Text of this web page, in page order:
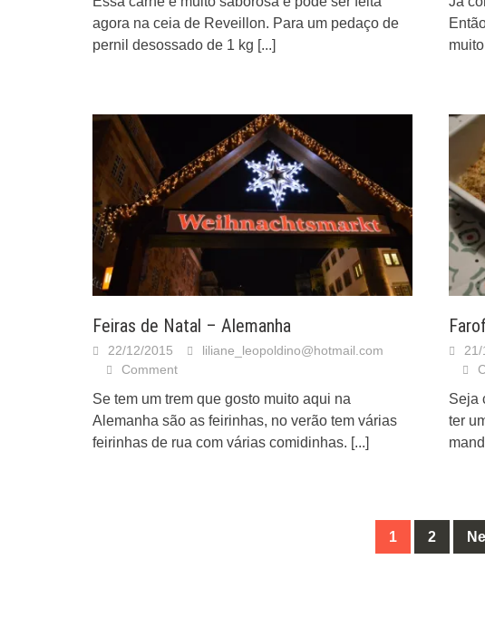
agora na ceia de Reveillon. Para um pedaço de
pernil desossado de 1 kg [...]
Feiras de Natal – Alemanha
22/12/2015
liliane_leopoldino@hotmail.com
Comment
Se tem um trem que gosto muito aqui na
Alemanha são as feirinhas, no verão tem várias
feirinhas de rua com várias comidinhas. [...]
21/
Seja
ter
1 2